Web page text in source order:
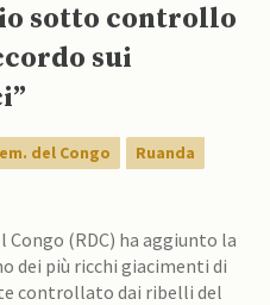
sotto controllo
sui
del Congo Ruanda
Congo (RDC) ha aggiunto la
dei più ricchi giacimenti di
controllato dai ribelli del